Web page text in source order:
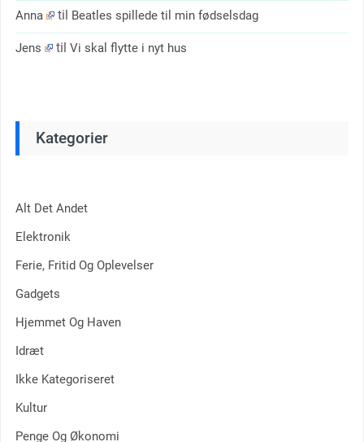
Anna til Beatles spillede til min fødselsdag
Jens tilVi skal flytte i nyt hus
Kategorier
Alt Det Andet
Elektronik
Ferie, Fritid Og Oplevelser
Gadgets
Hjemmet Og Haven
Idræt
Ikke Kategoriseret
Kultur
Penge Og Økonomi